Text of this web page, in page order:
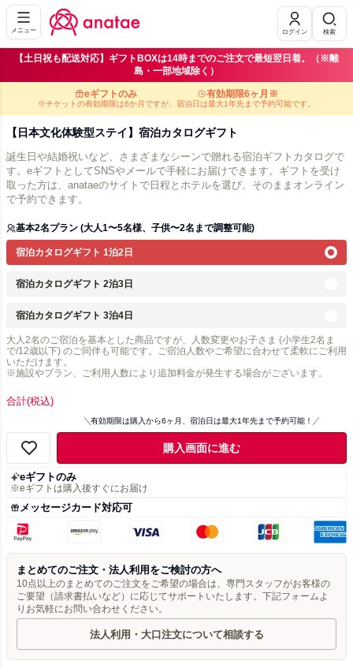
メニュー ログイン 検索
【土日祝も配送対応】ギフトBOXは14時までのご注文で最短翌日着。（※離
島・一部地域除く）
eギフトのみ 有効期限6ヶ月※
※チケットの有効期限は6か月ですが、宿泊日は最大1年先まで予約可能です。
【日本文化体験型ステイ】宿泊カタログギフト
誕生日や結婚祝いなど、さまざまなシーンで贈れる宿泊ギフトカタログで
す。eギフトとしてSNSやメールで手軽にお届けできます。ギフトを受け
取った方は、anataeのサイトで日程とホテルを選び、そのままオンライン
で予約できます。
基本2名プラン (大人1〜5名様、子供〜2名まで調整可能)
宿泊カタログギフト 1泊2日
宿泊カタログギフト 2泊3日
宿泊カタログギフト 3泊4日
大人2名のご宿泊を基本とした商品ですが、人数変更やお子さま (小学生2名ま
で/12歳以下) のご同伴も可能です。ご宿泊人数やご希望に合わせて柔軟にご利用
いただけます。
※施設やプラン、ご利用人数により追加料金が発生する場合がございます。
合計(税込)
有効期限は購入から6ヶ月、宿泊日は最大1年先まで予約可能！
購入画面に進む
eギフトのみ
※eギフトは購入後すぐにお届け
メッセージカード対応可
まとめてのご注文・法人利用をご検討の方へ
10点以上のまとめてのご注文をご希望の場合は、専門スタッフがお客様の
ご要望（請求書払いなど）に応じてサポートいたします。下記フォームよ
りお気軽にお問い合わせください。
法人利用・大口注文について相談する